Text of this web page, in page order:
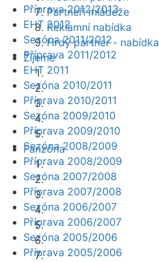
Partneři mládeže
Reklamní nabídka
Hrdý partner - nabídka
Žijeme
Fanzóna
Příprava 2012/2013
EHT 2012
Sezóna 2011/2012
Příprava 2011/2012
EHT 2011
Sezóna 2010/2011
Příprava 2010/2011
Sezóna 2009/2010
Příprava 2009/2010
Sezóna 2008/2009
Příprava 2008/2009
Sezóna 2007/2008
Příprava 2007/2008
Sezóna 2006/2007
Příprava 2006/2007
Sezóna 2005/2006
Příprava 2005/2006